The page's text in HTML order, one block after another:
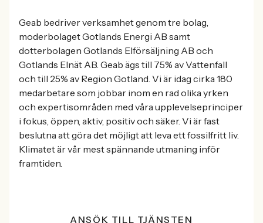
Geab bedriver verksamhet genom tre bolag,
moderbolaget Gotlands Energi AB samt
dotterbolagen Gotlands Elförsäljning AB och
Gotlands Elnät AB. Geab ägs till 75% av Vattenfall
och till 25% av Region Gotland. Vi är idag cirka 180
medarbetare som jobbar inom en rad olika yrken
och expertisområden med våra upplevelseprinciper
i fokus, öppen, aktiv, positiv och säker. Vi är fast
beslutna att göra det möjligt att leva ett fossilfritt liv.
Klimatet är vår mest spännande utmaning inför
framtiden.
ANSÖK TILL TJÄNSTEN